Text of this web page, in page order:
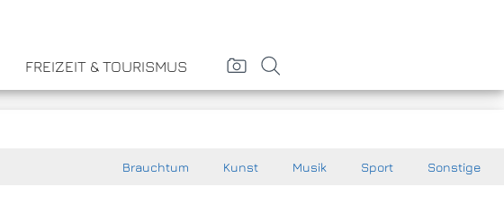
FREIZEIT & TOURISMUS
Brauchtum Kunst Musik Sport Sonstige